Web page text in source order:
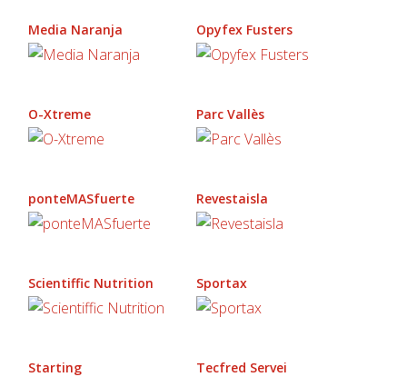
Media Naranja Opyfex Fusters
O-Xtreme Parc Vallès
ponteMASfuerte Revestaisla
Scientiffic Nutrition Sportax
Starting Tecfred Servei